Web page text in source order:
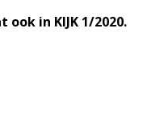
in KIJK 1/2020.